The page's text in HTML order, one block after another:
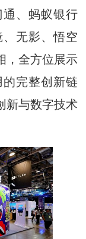
、蚂蚁银行
、无影、悟空
，全方位展示
完整创新链
新与数字技术